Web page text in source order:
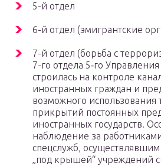
5-й отдел
6-й отдел (эмигрантские
7-й отдел (борьба с
7-го отдела 5‑го
строилась на контроле
иностранных граждан и
возможного использования
прикрытий постоянных
иностранных государств.
наблюдение за
спецслужб,
„под крышей“ учреждений